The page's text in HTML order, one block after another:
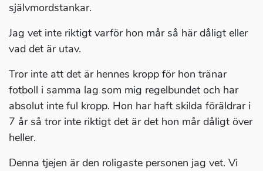
självmordstankar.
Jag vet inte riktigt varför hon mår så här dåligt eller
vad det är utav.
Tror inte att det är hennes kropp för hon tränar
fotboll i samma lag som mig regelbundet och har
absolut inte ful kropp. Hon har haft skilda föräldrar i
7 år så tror inte riktigt det är det hon mår dåligt över
heller.
Denna tjejen är den roligaste personen jag vet. Vi